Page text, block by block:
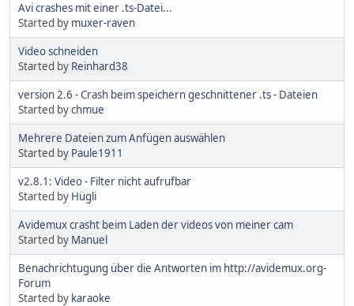
Avi crashes mit einer .ts-Datei...
Started by muxer-raven
Video schneiden
Started by Reinhard38
version 2.6 - Crash beim speichern geschnittener .ts - Dateien
Started bychmue
Mehrere Dateien zum Anfügen auswählen
Started by Paule1911
v2.8.1: Video - Filter nicht aufrufbar
Started by Hügli
Avidemux crasht beim Laden der videos von meiner cam
Started by Manuel
Benachrichtugung über die Antworten im http://avidemux.org-
Forum
Started by karaoke